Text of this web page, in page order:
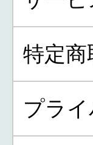
特定
プラ